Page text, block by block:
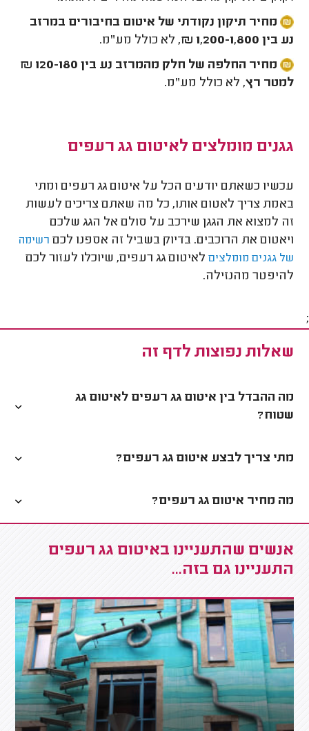
מחיר תיקון נקודתי של איטום בחיבורים במרזב
נע בין 1,200-1,800 ₪,
לא כולל מע"מ.
מחיר החלפה של חלק מהמרזב נע בין 120-180 ₪
למטר רץ, לא כולל מע"מ.
גגנים מומלצים לאיטום גג רעפים
עכשיו כשאתם יודעים הכל על איטום גג רעפים ומתי
באמת צריך לאטום אותו, כל מה שאתם צריכים לעשות
זה למצוא את הגגן שירכב על סולם אל הגג שלכם
ויאטום את הרוכבים. בדיוק בשביל זה אספנו לכם רשימה
של גגנים מומלצים לאיטום גג רעפים, שיוכלו לעזור לכם
להיפטר מהנזילה.
;
שאלות נפוצות לדף זה
מה ההבדל בין איטום גג רעפים לאיטום גג
שטוח?
מתי צריך לבצע איטום גג רעפים?
מה מחיר איטום גג רעפים?
אנשים שהתעניינו באיטום גג רעפים
התעניינו גם בזה...